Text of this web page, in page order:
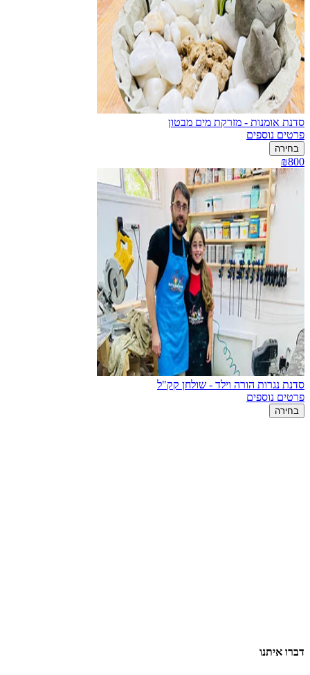
סדנת אומנות - מזרקת מים מבטון
פרטים נוספים
בחירה
₪800
סדנת נגרות הורה וילד - שולחן קק"ל
פרטים נוספים
בחירה
דברו איתנו